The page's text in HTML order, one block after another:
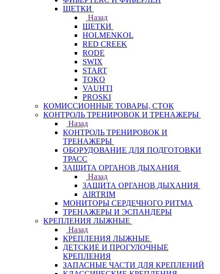
ЩЕТКИ
Назад
ЩЕТКИ
HOLMENKOL
RED CREEK
RODE
SWIX
START
TOKO
VAUHTI
PROSKI
КОМИССИОННЫЕ ТОВАРЫ, СТОК
КОНТРОЛЬ ТРЕНИРОВОК И ТРЕНАЖЕРЫ
Назад
КОНТРОЛЬ ТРЕНИРОВОК И
ТРЕНАЖЕРЫ
ОБОРУДОВАНИЕ ДЛЯ ПОДГОТОВКИ
ТРАСС
ЗАЩИТА ОРГАНОВ ДЫХАНИЯ
Назад
ЗАЩИТА ОРГАНОВ ДЫХАНИЯ
AIRTRIM
МОНИТОРЫ СЕРДЕЧНОГО РИТМА
ТРЕНАЖЕРЫ И ЭСПАНДЕРЫ
КРЕПЛЕНИЯ ЛЫЖНЫЕ
Назад
КРЕПЛЕНИЯ ЛЫЖНЫЕ
ДЕТСКИЕ И ПРОГУЛОЧНЫЕ
КРЕПЛЕНИЯ
ЗАПАСНЫЕ ЧАСТИ ДЛЯ КРЕПЛЕНИЙ